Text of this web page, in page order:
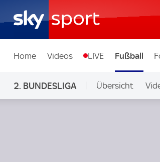
Home Videos LIVE Fußball
2. BUNDESLIGA Übersicht